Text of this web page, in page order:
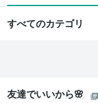
すべてのカテゴリ
友達でいいから🌸